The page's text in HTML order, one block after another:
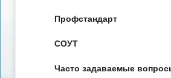
Профстандарт
СОУТ
Часто задаваемые